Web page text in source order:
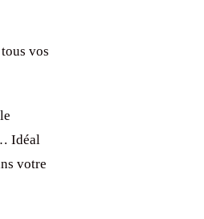
vos
Idéal
votre